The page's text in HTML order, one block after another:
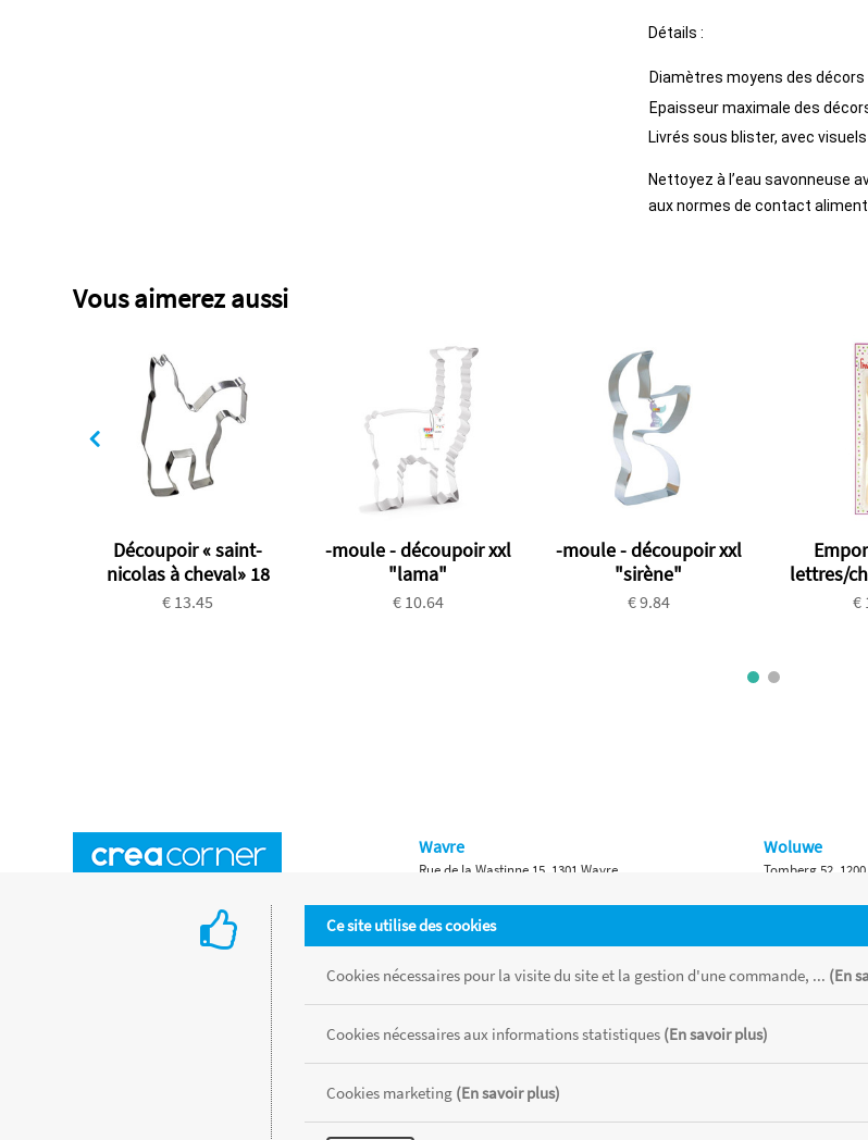
Détails :
Diamètres moyens des décors
Epaisseur maximale des
Livrés sous blister, avec
Nettoyez à l’eau savonneuse
aux normes de contact
Vous aimerez aussi
Découpoir « saint-
nicolas à cheval» 18
€ 13.45
-moule - découpoir xxl
"lama"
€ 10.64
-moule - découpoir xxl
"sirène"
€ 9.84
lettres/
€
Ce site utilise des cookies
Cookies nécessaires pour la visite du site et la gestion d'une commande, ... (En
Cookies nécessaires aux informations statistiques (En savoir plus)
Cookies marketing (En savoir plus)
Wavre
Rue de la Wastinne 15, 1301 Wavre
Waterloo
Chaussée de Bruxelles 315, 1410 Waterloo
Woluwe
Tomberg 52,
Namur
Tous les produits sont vendus dans la limite des stocks disponibles de chaque magasin, toutes taxes comprises.